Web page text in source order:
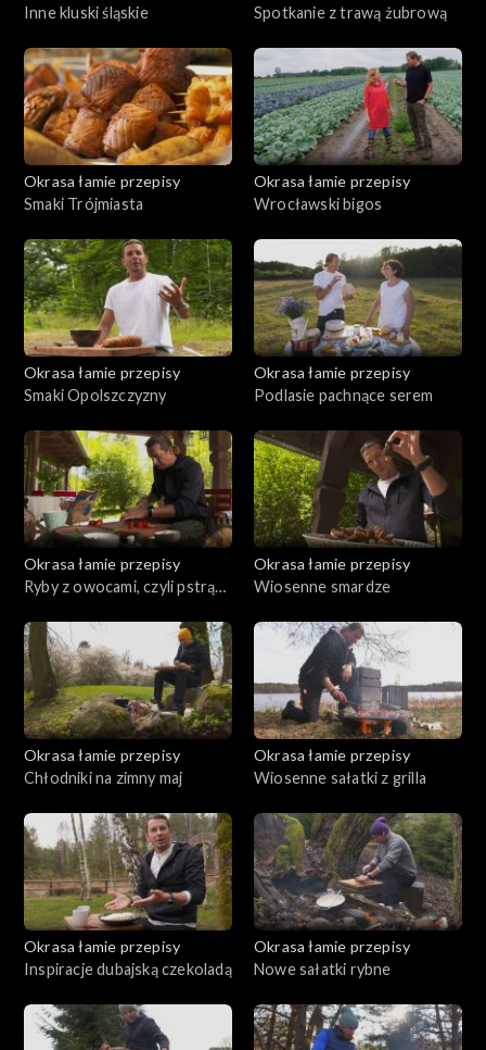
Inne kluski śląskie
Spotkanie z trawą żubrową
Okrasa łamie przepisy
Smaki Trójmiasta
Okrasa łamie przepisy
Wrocławski bigos
Okrasa łamie przepisy
Smaki Opolszczyzny
Okrasa łamie przepisy
Podlasie pachnące serem
Okrasa łamie przepisy
Ryby z owocami, czyli pstrąg
Okrasa łamie przepisy
Wiosenne smardze
Okrasa łamie przepisy
Chłodniki na zimny maj
Okrasa łamie przepisy
Wiosenne sałatki z grilla
Okrasa łamie przepisy
Inspiracje dubajską czekoladą
Okrasa łamie przepisy
Nowe sałatki rybne